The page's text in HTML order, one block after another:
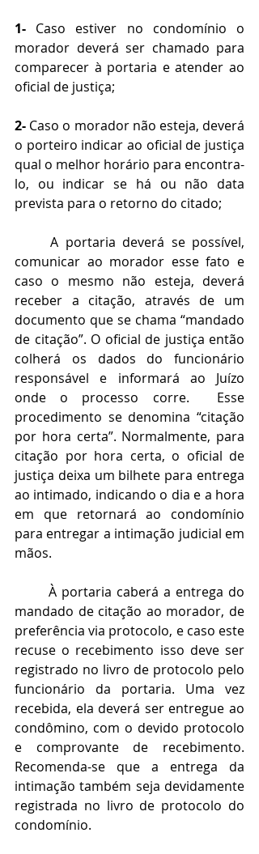
1- Caso estiver no condomínio o
morador deverá ser chamado para
comparecer à portaria e atender ao
oficial de justiça;
2- Caso o morador não esteja, deverá
o porteiro indicar ao oficial de justiça
qual o melhor horário para encontra-
lo, ou indicar se há ou não data
prevista para o retorno do citado;
A portaria deverá se possível,
comunicar ao morador esse fato e
caso o mesmo não esteja, deverá
receber a citação, através de um
documento que se chama “mandado
de citação”. O oficial de justiça então
colherá os dados do funcionário
responsável e informará ao Juízo
onde o processo corre.  Esse
procedimento se denomina “citação
por hora certa”. Normalmente, para
citação por hora certa, o oficial de
justiça deixa um bilhete para entrega
ao intimado, indicando o dia e a hora
em que retornará ao condomínio
para entregar a intimação judicial em
mãos.
À portaria caberá a entrega do
mandado de citação ao morador, de
preferência via protocolo, e caso este
recuse o recebimento isso deve ser
registrado no livro de protocolo pelo
funcionário da portaria. Uma vez
recebida, ela deverá ser entregue ao
condômino, com o devido protocolo
e comprovante de recebimento.
Recomenda-se que a entrega da
intimação também seja devidamente
registrada no livro de protocolo do
condomínio.